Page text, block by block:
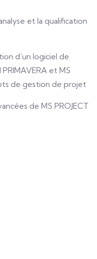
et la qualification
d’un logiciel de
et MS
de gestion de projet
de MS PROJECT